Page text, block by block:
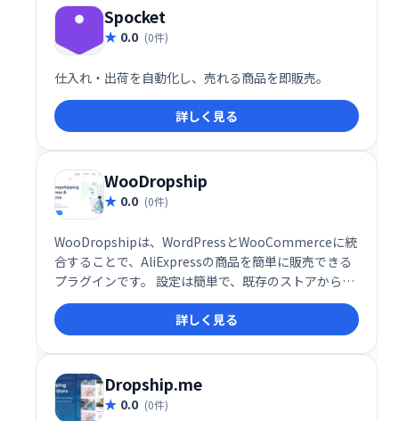
Spocket
0.0 (0件)
仕入れ・出荷を自動化し、売れる商品を即販売。
詳しく見る
WooDropship
0.0 (0件)
WooDropshipは、WordPressとWooCommerceに統
合することで、AliExpressの商品を簡単に販売できる
プラグインです。 設定は簡単で、既存のストアから直
接商品の販売を開始できます。AliExpressの商品をあ
なたのオンラインストアで手軽に販売したい方におす
すめです。
詳しく見る
Dropship.me
0.0 (0件)